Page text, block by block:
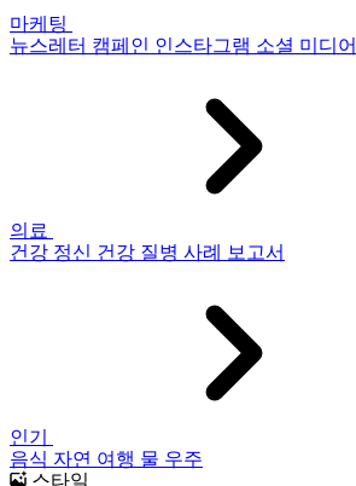
마케팅
뉴스레터 캠페인 인스타그램 소셜 미디어
의료
건강 정신 건강 질병 사례 보고서
인기
음식 자연 여행 물 우주
스타일